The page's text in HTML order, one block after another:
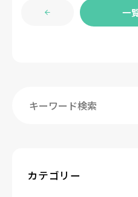
一
カテゴリー